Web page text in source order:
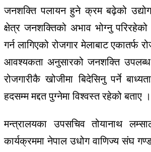
जनशक्ति पलायन हुने क्रम बढ़ेको उद्योग
क्षेत्र जनशक्तिको अभाव भोग्नु परिरहेको
गर्न लागिएको रोजगार मेलाबाट एकातर्फ
आवश्यकता अनुसारको जनशक्ति उपलब्ध
रोजगारीकै खोजीमा बिदेसिनु पर्ने
हदसम्म मद्दत पुग्नेमा विश्वस्त रहेको बताए ।
मन्त्रालयका उपसचिव तोयानाथ
कार्यक्रममा नेपाल उधोग वाणिज्य संघ